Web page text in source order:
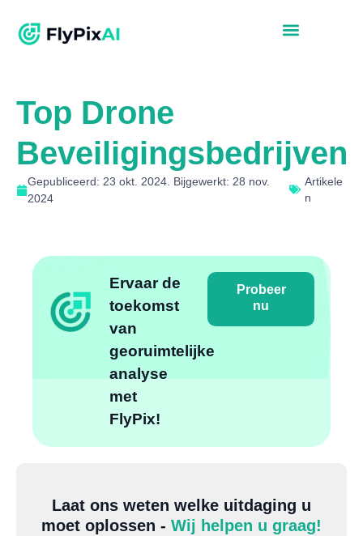
Top Drone
Beveiligingsbedrijven
Gepubliceerd: 23 okt. 2024. Bijgewerkt: 28 nov.
2024
Artikele
n
Ervaar de
toekomst
van
georuimtelijke
analyse
met
FlyPix!
Probeer
nu
Laat ons weten welke uitdaging u
moet oplossen - Wij helpen u graag!